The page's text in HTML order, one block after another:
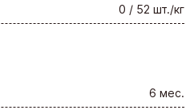
0 / 52 шт./кг
6 мес.